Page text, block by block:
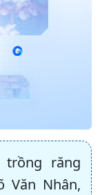
trồng răng
Văn Nhân,